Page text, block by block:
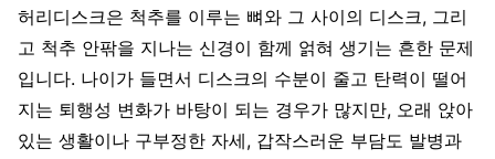
허리디스크은 척추를 이루는 뼈와 그 사이의 디스크, 그리
고 척추 안팎을 지나는 신경이 함께 얽혀 생기는 흔한 문제
입니다. 나이가 들면서 디스크의 수분이 줄고 탄력이 떨어
지는 퇴행성 변화가 바탕이 되는 경우가 많지만, 오래 앉아
있는 생활이나 구부정한 자세, 갑작스러운 부담도 발병과